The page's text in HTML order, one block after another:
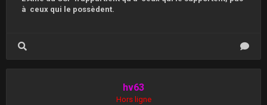
à ceux qui le possèdent.
hv63
Hors ligne